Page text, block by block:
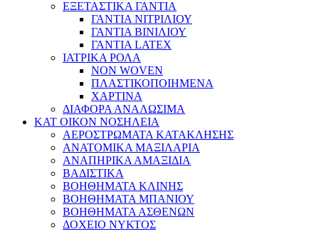
ΕΞΕΤΑΣΤΙΚΑ ΓΑΝΤΙΑ
ΓΑΝΤΙΑ ΝΙΤΡΙΛΙΟΥ
ΓΑΝΤΙΑ ΒΙΝΙΛΙΟΥ
ΓΑΝΤΙΑ LATEX
ΙΑΤΡΙΚΑ ΡΟΛΑ
NON WOVEN
ΠΛΑΣΤΙΚΟΠΟΙΗΜΕΝΑ
ΧΑΡΤΙΝΑ
ΔΙΑΦΟΡΑ ΑΝΑΛΩΣΙΜΑ
ΚΑΤ ΟΙΚΟΝ ΝΟΣΗΛΕΙΑ
ΑΕΡΟΣΤΡΩΜΑΤΑ ΚΑΤΑΚΛΗΣΗΣ
ΑΝΑΤΟΜΙΚΑ ΜΑΞΙΛΑΡΙΑ
ΑΝΑΠΗΡΙΚΑ ΑΜΑΞΙΔΙΑ
ΒΑΔΙΣΤΙΚΑ
ΒΟΗΘΗΜΑΤΑ ΚΛΙΝΗΣ
ΒΟΗΘΗΜΑΤΑ ΜΠΑΝΙΟΥ
ΒΟΗΘΗΜΑΤΑ ΑΣΘΕΝΩΝ
ΔΟΧΕΙΟ ΝΥΚΤΟΣ